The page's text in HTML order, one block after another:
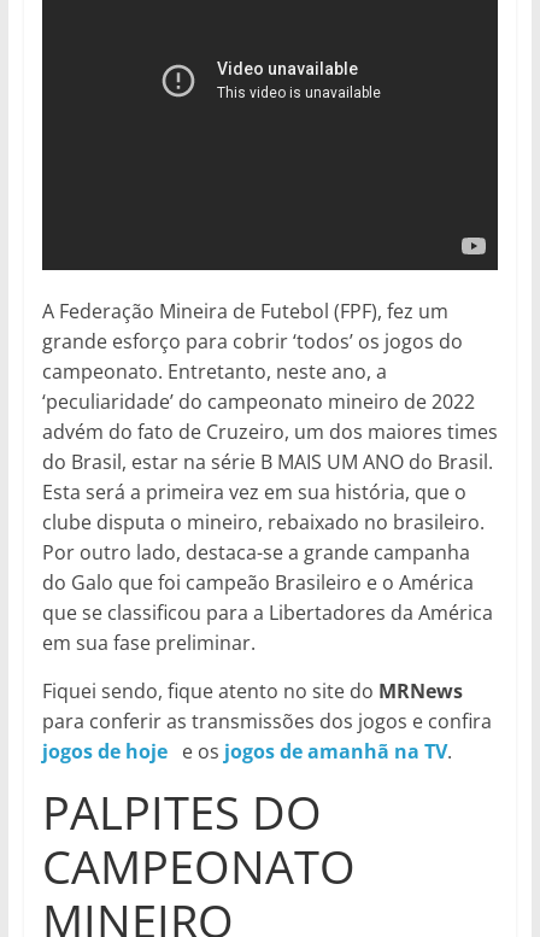
A Federação Mineira de Futebol (FPF), fez um
grande esforço para cobrir ‘todos’ os jogos do
campeonato. Entretanto, neste ano, a
‘peculiaridade’ do campeonato mineiro de 2022
advém do fato de Cruzeiro, um dos maiores times
do Brasil, estar na série B MAIS UM ANO do Brasil.
Esta será a primeira vez em sua história, que o
clube disputa o mineiro, rebaixado no brasileiro.
Por outro lado, destaca-se a grande campanha
do Galo que foi campeão Brasileiro e o América
que se classificou para a Libertadores da América
em sua fase preliminar.
Fiquei sendo, fique atento no site do MRNews
para conferir as transmissões dos jogos e confira
jogos de hojee os jogos de amanhã na TV.
PALPITES DO
CAMPEONATO
MINEIRO